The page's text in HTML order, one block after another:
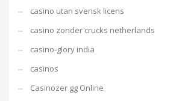
casino utan svensk licens
casino zonder crucks netherlands
casino-glory india
casinos
Casinozer gg Online